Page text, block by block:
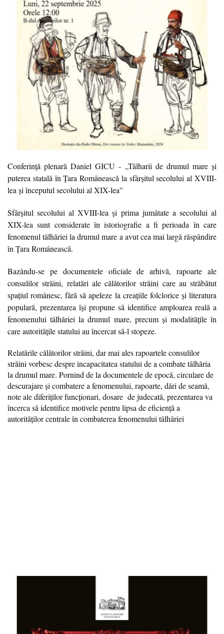
Conferință plenară Daniel GICU - „Tâlharii de drumul mare și
puterea statală în Țara Românească la sfârșitul secolului al XVIII-
lea și începutul secolului al XIX-lea”
Sfârșitul secolului al XVIII-lea și prima jumătate a secolului al
XIX-lea sunt considerate în istoriografie a fi perioada în care
fenomenul tâlhăriei la drumul mare a avut cea mai largă răspândire
în Țara Românească.
Bazându-se pe documentele oficiale de arhivă, rapoarte ale
consulilor străini, relatări ale călătorilor străini care au străbătut
spațiul românesc, fără să apeleze la creațiile folclorice și literatura
populară, prezentarea își propune să identifice amploarea reală a
fenomenului tâlhăriei la drumul mare, precum și modalitățile în
care autoritățile statului au încercat să-l stopeze.
Relatările călătorilor străini, dar mai ales rapoartele consulilor
străini vorbesc despre incapacitatea statului de a combate tâlhăria
la drumul mare. Pornind de la documentele de epocă, circulare de
descurajare și combatere a fenomenului, rapoarte, dări de seamă,
note ale diferiților funcționari, dosare de judecată, prezentarea va
încerca să identifice motivele pentru lipsa de eficiență a
autorităților centrale în combaterea fenomenului tâlhăriei